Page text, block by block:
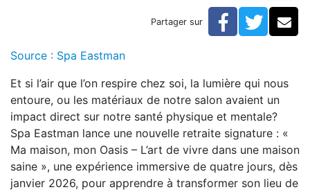
Nouvelle retraite sur la maison saine, au Spa Eastman
Partager sur Facebook
Source : Spa Eastman
Et si l’air que l’on respire chez soi, la lumière qui nous
entoure, ou les matériaux de notre salon avaient un
impact direct sur notre santé physique et mentale?
Spa Eastman lance une nouvelle retraite signature : «
Ma maison, mon Oasis – L’art de vivre dans une maison
saine », une expérience immersive de quatre jours, dès
janvier 2026, pour apprendre à transformer son lieu de